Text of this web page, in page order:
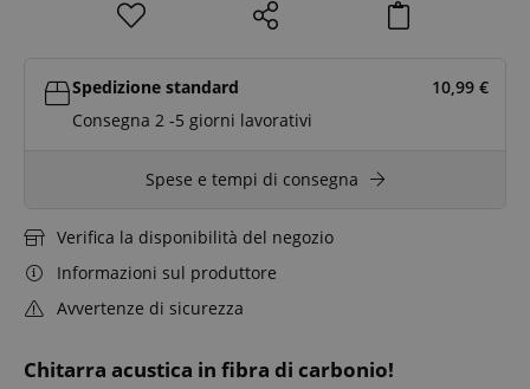
Chitarra acustica in fibra di carbonio!
Spedizione standard 10,99 €
Consegna 2 -5 giorni lavorativi
Spese e tempi di consegna
Verifica la disponibilità del negozio
Informazioni sul produttore
Avvertenze di sicurezza